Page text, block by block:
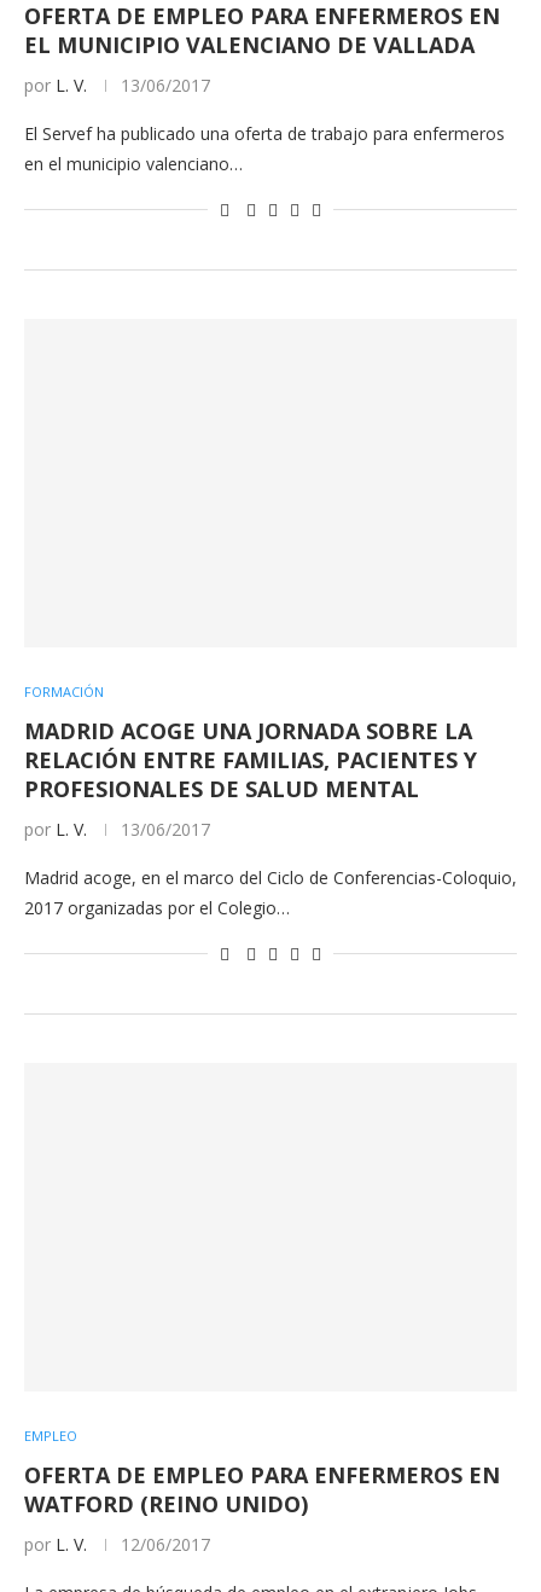
OFERTA DE EMPLEO PARA ENFERMEROS EN
EL MUNICIPIO VALENCIANO DE VALLADA
por L. V. 13/06/2017
El Servef ha publicado una oferta de trabajo para enfermeros
en el municipio valenciano…
FORMACIÓN
MADRID ACOGE UNA JORNADA SOBRE LA
RELACIÓN ENTRE FAMILIAS, PACIENTES Y
PROFESIONALES DE SALUD MENTAL
por L. V. 13/06/2017
Madrid acoge, en el marco del Ciclo de Conferencias-Coloquio,
2017 organizadas por el Colegio…
EMPLEO
OFERTA DE EMPLEO PARA ENFERMEROS EN
WATFORD (REINO UNIDO)
por L. V. 12/06/2017